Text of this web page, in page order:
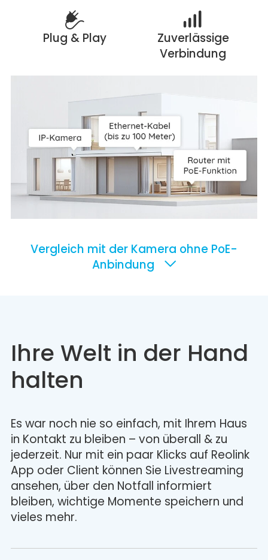
Plug & Play
Zuverlässige
Verbindung
Vergleich mit der Kamera ohne PoE-
Anbindung
Ihre Welt in der Hand
halten
Es war noch nie so einfach, mit Ihrem Haus
in Kontakt zu bleiben – von überall & zu
jederzeit. Nur mit ein paar Klicks auf Reolink
App oder Client können Sie Livestreaming
ansehen, über den Notfall informiert
bleiben, wichtige Momente speichern und
vieles mehr.